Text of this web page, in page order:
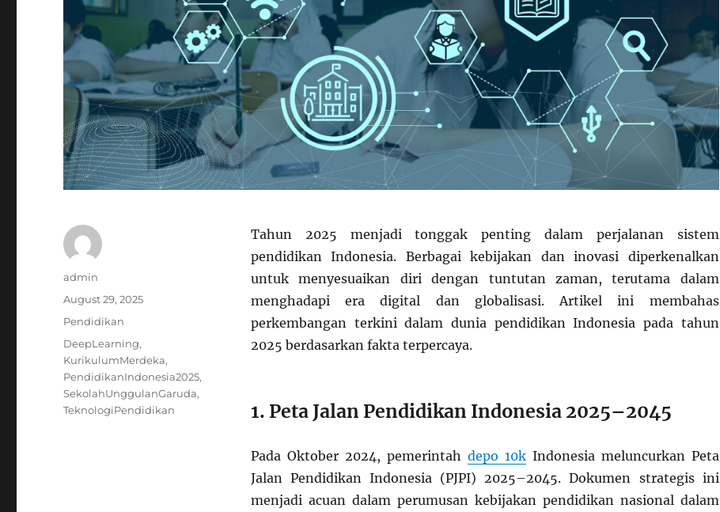
Tahun 2025 menjadi tonggak penting dalam perjalanan sistem
pendidikan Indonesia. Berbagai kebijakan dan inovasi diperkenalkan
untuk menyesuaikan diri dengan tuntutan zaman, terutama dalam
menghadapi era digital dan globalisasi. Artikel ini membahas
perkembangan terkini dalam dunia pendidikan Indonesia pada tahun
2025 berdasarkan fakta terpercaya.
1. Peta Jalan Pendidikan Indonesia 2025–2045
Pada Oktober 2024, pemerintah depo 10kIndonesia meluncurkan Peta
Jalan Pendidikan Indonesia (PJPI) 2025–2045. Dokumen strategis ini
menjadi acuan dalam perumusan kebijakan pendidikan nasional dalam
Author
admin
Posted
August 29, 2025
Categories
Pendidikan
Tags
DeepLearning,
KurikulumMerdeka,
PendidikanIndonesia2025,
SekolahUnggulanGaruda,
TeknologiPendidikan